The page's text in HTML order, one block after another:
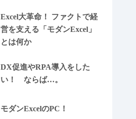
Excel大革命！ ファクトで経
営を支える「モダンExcel」
とは何か
DX促進やRPA導入をした
い！ ならば…。
モダンExcelのPC！